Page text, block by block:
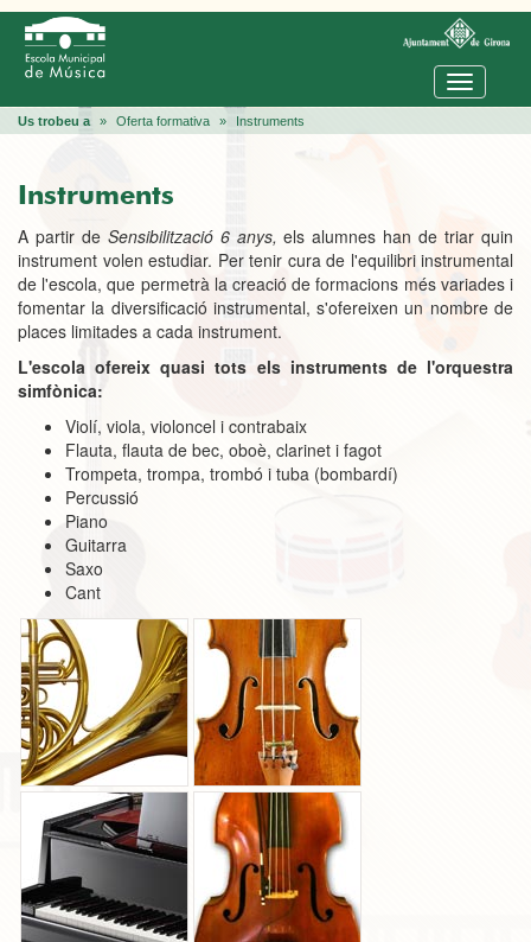
Us trobeu a » Oferta formativa » Instruments
Instruments
A partir de Sensibilització 6 anys, els alumnes han de triar quin
instrument volen estudiar. Per tenir cura de l'equilibri instrumental
de l'escola, que permetrà la creació de formacions més variades i
fomentar la diversificació instrumental, s'ofereixen un nombre de
places limitades a cada instrument.
L'escola ofereix quasi tots els instruments de l'orquestra
simfònica:
Violí, viola, violoncel i contrabaix
Flauta, flauta de bec, oboè, clarinet i fagot
Trompeta, trompa, trombó i tuba (bombardí)
Percussió
Piano
Guitarra
Saxo
Cant